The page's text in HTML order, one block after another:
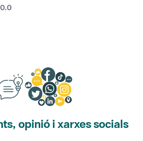
0.0La mitjana de les valoracions és de 0
opinió i xarxes socials